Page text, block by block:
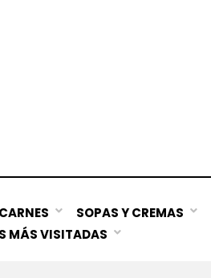
CARNES SOPAS Y CREMAS
MÁS VISITADAS